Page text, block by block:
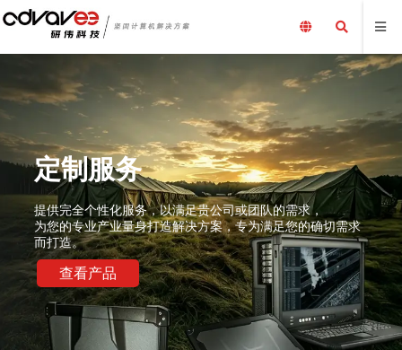
定制服务
提供完全个性化服务，以满足贵公司或团队的需求，
为您的专业产业量身打造解决方案，专为满足您的确切需求
而打造。
查看产品